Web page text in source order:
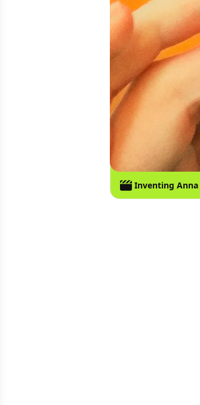
Inventing Anna